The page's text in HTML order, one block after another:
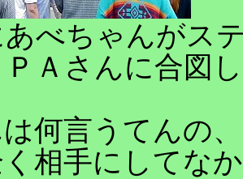
あべちゃんがス
Ａさんに合図
は何言うてんの
相手にしてな